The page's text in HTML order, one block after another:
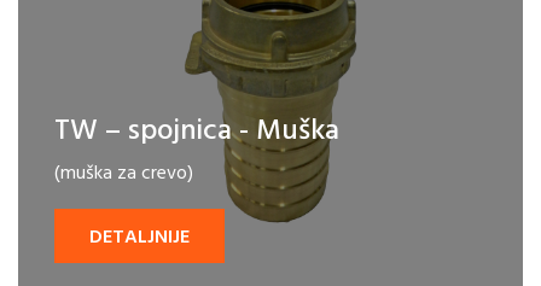
TW – spojnica - Muška
(muška za crevo)
DETALJNIJE